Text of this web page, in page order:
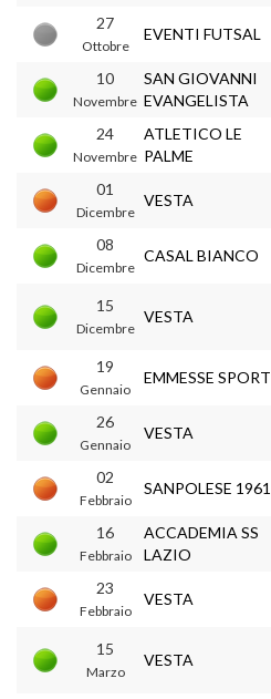
27
Ottobre
EVENTI FUTSAL
10
Novembre
SAN GIOVANNI
EVANGELISTA
24
Novembre
ATLETICO LE
PALME
01
Dicembre
VESTA
08
Dicembre
CASAL BIANCO
15
Dicembre
VESTA
19
Gennaio
EMMESSE SPORT
26
Gennaio
VESTA
02
Febbraio
SANPOLESE 1961
16
Febbraio
ACCADEMIA SS
LAZIO
23
Febbraio
VESTA
15
Marzo
VESTA